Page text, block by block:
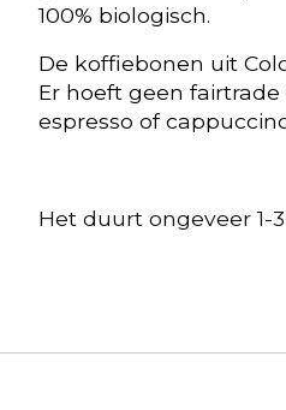
100% biologisch.
De koffiebonen uit
Er hoeft geen
espresso of
Het duurt ongeveer